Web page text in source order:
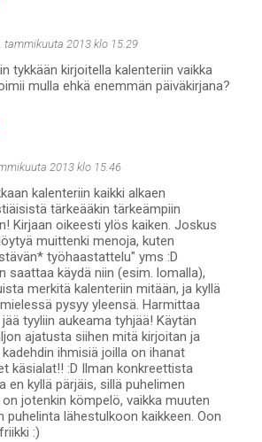
tammikuuta 2013 klo 15.29
tykkään kirjoitella kalenteriin vaikka
mulla ehkä enemmän päiväkirjana?
2013 klo 15.46
kalenteriin kaikki alkaen
tärkeääkin tärkeämpiin
Kirjaan oikeesti ylös kaiken. Joskus
muittenki menoja, kuten
työhaastattelu" yms :D
saattaa käydä niin (esim. lomalla),
merkitä kalenteriin mitään, ja kyllä
pysyy yleensä. Harmittaa
tyyliin aukeama tyhjää! Käytän
ajatusta siihen mitä kirjoitan ja
ihmisiä joilla on ihanat
käsialat!! :D Ilman konkreettista
en kyllä pärjäis, sillä puhelimen
jotenkin kömpelö, vaikka muuten
puhelinta lähestulkoon kaikkeen. Oon
:)